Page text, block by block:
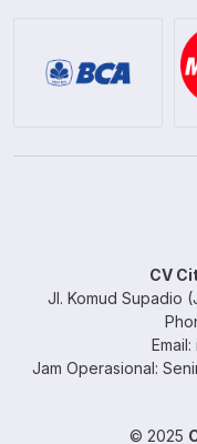
CV
Jl. Komud Supadio
Jam Operasional:
© 2025